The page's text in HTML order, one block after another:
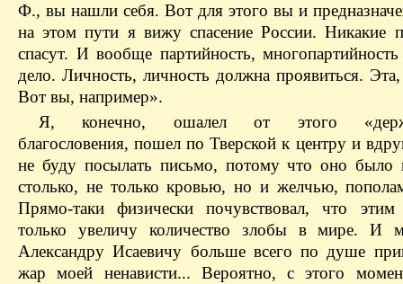
Ф., вы нашли себя. Вот для этого вы и
на этом пути я вижу спасение России. Никакие
спасут. И вообще партийность,
дело. Личность, личность должна проявиться. Эта,
Вот вы, например».
Я, конечно, ошалел от этого
благословения, пошел по Тверской к центру и
не буду посылать письмо, потому что оно было
столько, не только кровью, но и желчью,
Прямо-таки физически почувствовал, что
только увеличу количество злобы в мире. И
Александру Исаевичу больше всего по душе
жар моей ненависти... Вероятно, с этого